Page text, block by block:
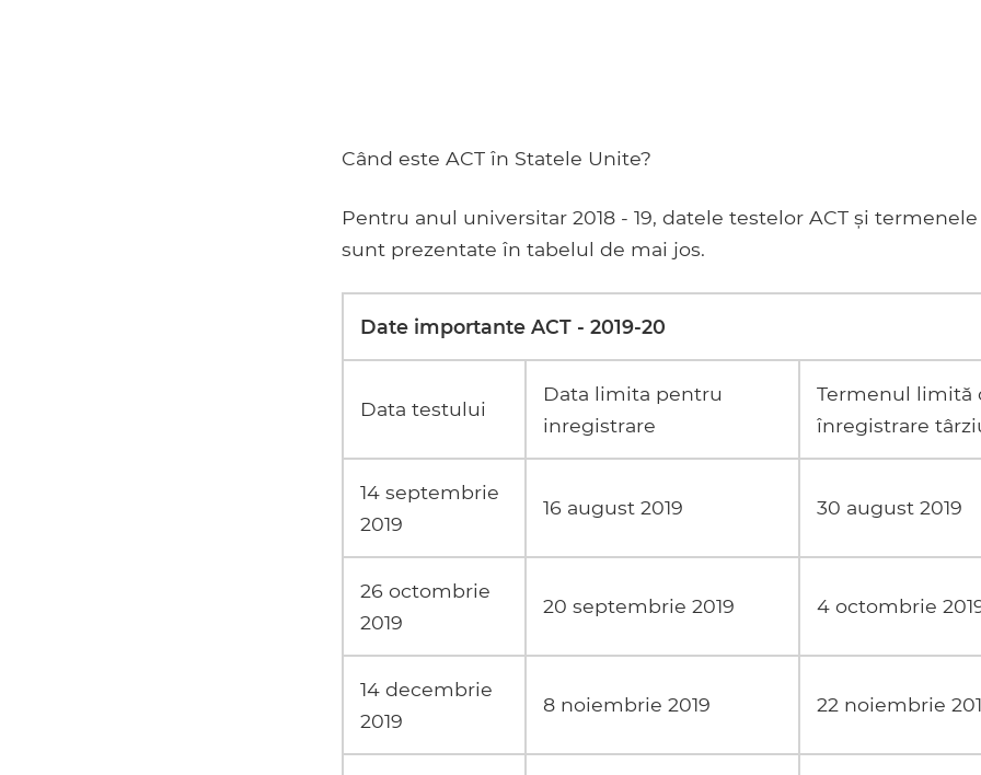
Când este ACT în Statele Unite?
Pentru anul universitar 2018 - 19, datele testelor ACT și
sunt prezentate în tabelul de mai jos.
Date importante ACT - 2019-20
Data testului
Data limita pentru
inregistrare
Termenul limită
înregistrare
14 septembrie
2019
16 august 2019 30 august 2019
26 octombrie
2019
20 septembrie 2019 4 octombrie
14 decembrie
2019
8 noiembrie 2019 22 noiembrie